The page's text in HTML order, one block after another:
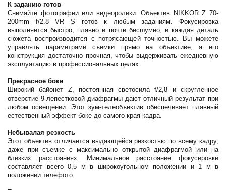
К заданию готов
Снимайте фотографии или видеоролики. Объектив NIKKOR Z 70-
200mm f/2.8 VR S готов к любым заданиям. Фокусировка
выполняется быстро, плавно и почти бесшумно, и каждая деталь
сюжета воспроизводится с потрясающей точностью. Вы можете
управлять параметрами съемки прямо на объективе, а его
конструкция достаточно прочная, чтобы выдерживать ежедневную
эксплуатацию в профессиональных целях.
Прекрасное боке
Широкий байонет Z, постоянная светосила f/2,8 и скругленное
отверстие 9-лепестковой диафрагмы дают отличный результат при
любом освещении. Этот зум-телеобъектив обеспечивает плавный
естественный эффект боке до самого края кадра.
Небывалая резкость
Этот объектив отличается выдающейся резкостью по всему кадру,
даже при съемке с максимально открытой диафрагмой или на
близких расстояниях. Минимальное расстояние фокусировки
составляет всего 0,5 м в широкоугольном положении и 1 м в
положении телефото.